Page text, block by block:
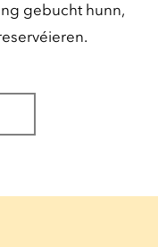
gebucht hunn,